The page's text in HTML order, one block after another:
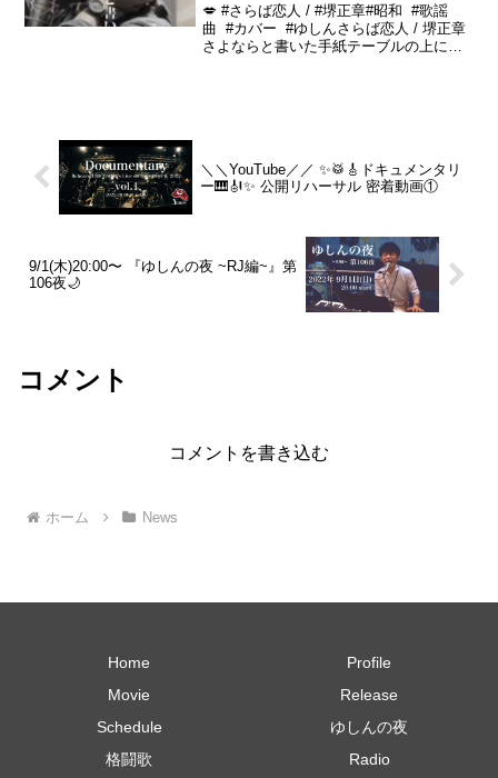
💋 #さらば恋人 / #堺正章#昭和 #歌謡
曲 #カバー #ゆしんさらば恋人 / 堺正章
さよならと書いた手紙テーブルの上に置
＼＼YouTube／／ ✨🥁🎸ドキュメンタリ
ー🎹🎻✨ 公開リハーサル 密着動画①
9/1(木)20:00〜 『ゆしんの夜 ~RJ編~』第
106夜🌙
コメント
コメントを書き込む
ホーム News
Home
Profile
Movie
Release
Schedule
ゆしんの夜
格闘歌
Radio